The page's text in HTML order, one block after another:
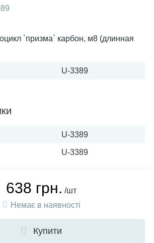
`призма` карбон, м8 (длинная
U-3389
U-3389
U-3389
638 грн. /шт
Немає в наявності
Купити